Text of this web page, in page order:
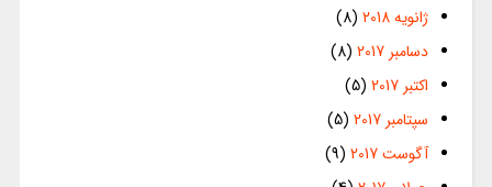
ژانویه 2018
(8)
دسامبر 2017
(8)
اکتبر 2017
(5)
سپتامبر 2017
(5)
آگوست 2017
(9)